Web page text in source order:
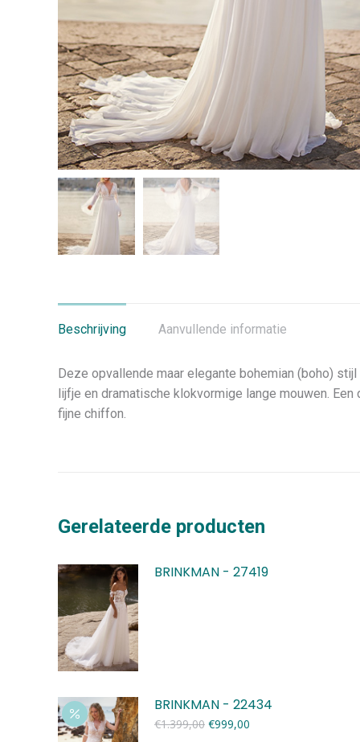
Beschrijving Aanvullende informatie
Deze opvallende maar elegante bohemian (boho)
lijfje en dramatische klokvormige lange mouwen.
fijne chiffon.
Gerelateerde producten
BRINKMAN - 27419
BRINKMAN - 22434
€1.399,00 Oorspronkelijke
€999,00